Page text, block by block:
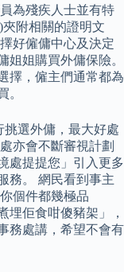
為殘疾人士並有特
夾附相關的證明文
好僱傭中心及決定
姐姐購買外傭保險。
擇，僱主們通常都為
。
挑選外傭，最大好處
亦會不斷審視計劃
處提提您」引入更多
務。 網民看到事主
個件都幾極品
埋佢食咁傻豬架」，
務處講，希望不會有